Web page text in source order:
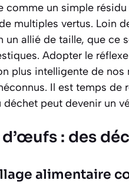
comme un simple
multiples vertus. Loin
un allié de taille, que
Adopter le
plus intelligente de
Il est temps
peut devenir un
: des
alimentaire